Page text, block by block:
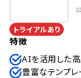
トライアルあり
特徴
AIを活用した
豊富なテンプ